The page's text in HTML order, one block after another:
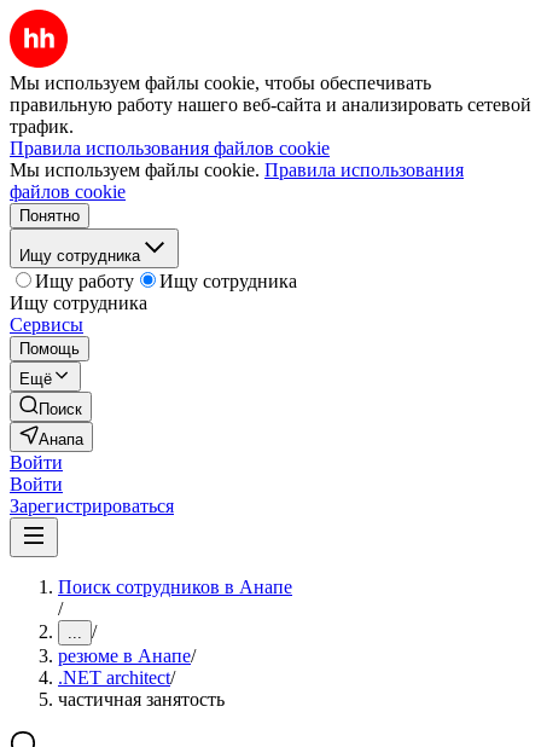
Мы используем файлы cookie, чтобы обеспечивать
правильную работу нашего веб-сайта и анализировать сетевой
трафик.
Правила использования файлов cookie
Мы используем файлы cookie. Правила использования
файлов cookie
Понятно
Ищу сотрудника
Ищу работу
Ищу сотрудника
Ищу сотрудника
Сервисы
Помощь
Ещё
Поиск
Анапа
Войти
Войти
Зарегистрироваться
Поиск сотрудников в Анапе
/
... /
резюме в Анапе/
.NET architect/
частичная занятость